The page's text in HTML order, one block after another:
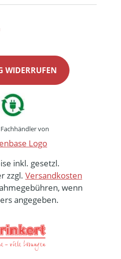
WIDERRUFEN
Fachhändler von
inkl. gesetzl.
zzgl. Versandkosten
wenn
angegeben.